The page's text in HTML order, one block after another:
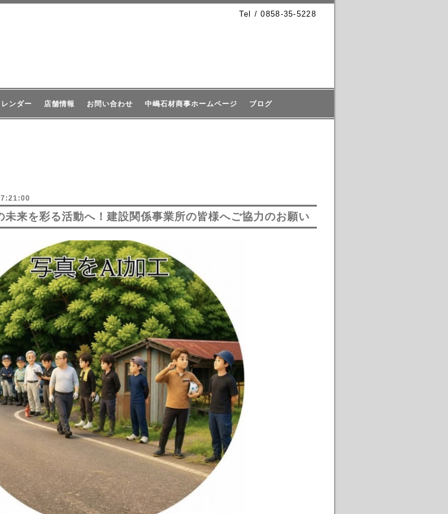
Tel / 0858-35-5228
レンダー 店舗情報 お問い合わせ 中嶋石材商事ホームページ ブログ
未来を彩る活動へ！建設関係事業所の皆様へご協力のお願い